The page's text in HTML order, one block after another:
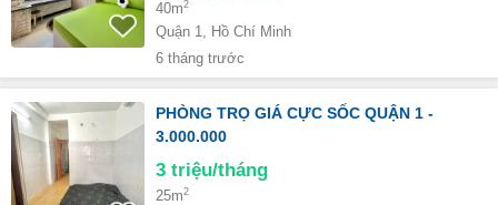
40m2
Quận 1, Hồ Chí Minh
6 tháng trước
PHÒNG TRỌ GIÁ CỰC SỐC QUẬN 1 -
3.000.000
3 triệu/tháng
25m2